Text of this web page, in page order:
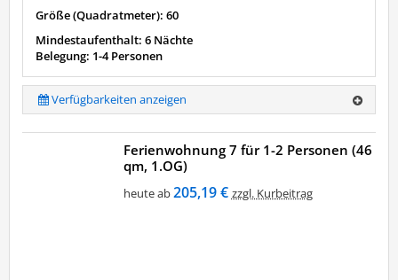
Größe (Quadratmeter): 60
Mindestaufenthalt: 6 Nächte
Belegung: 1-4 Personen
Verfügbarkeiten anzeigen
Ferienwohnung 7 für 1-2 Personen (46
qm, 1.OG)
heute ab205,19 € zzgl. Kurbeitrag